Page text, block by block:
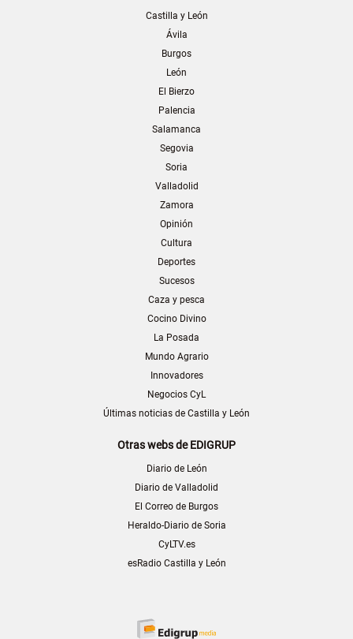
Castilla y León
Ávila
Burgos
León
El Bierzo
Palencia
Salamanca
Segovia
Soria
Valladolid
Zamora
Opinión
Cultura
Deportes
Sucesos
Caza y pesca
Cocino Divino
La Posada
Mundo Agrario
Innovadores
Negocios CyL
Últimas noticias de Castilla y León
Otras webs de EDIGRUP
Diario de León
Diario de Valladolid
El Correo de Burgos
Heraldo-Diario de Soria
CyLTV.es
esRadio Castilla y León